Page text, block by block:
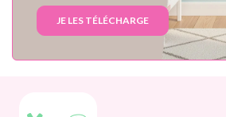
JE LES TÉLÉCHARGE